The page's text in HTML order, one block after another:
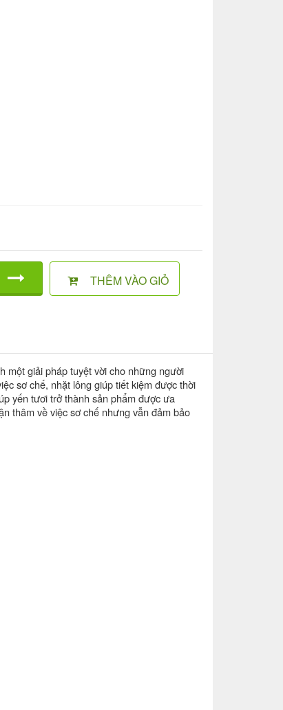
THÊM VÀO GIỎ
một giải pháp tuyệt vời cho những người
sơ chế, nhặt lông giúp tiết kiệm được thời
yến tươi trở thành sản phẩm được ưa
thâm về việc sơ chế nhưng vẫn đảm bảo